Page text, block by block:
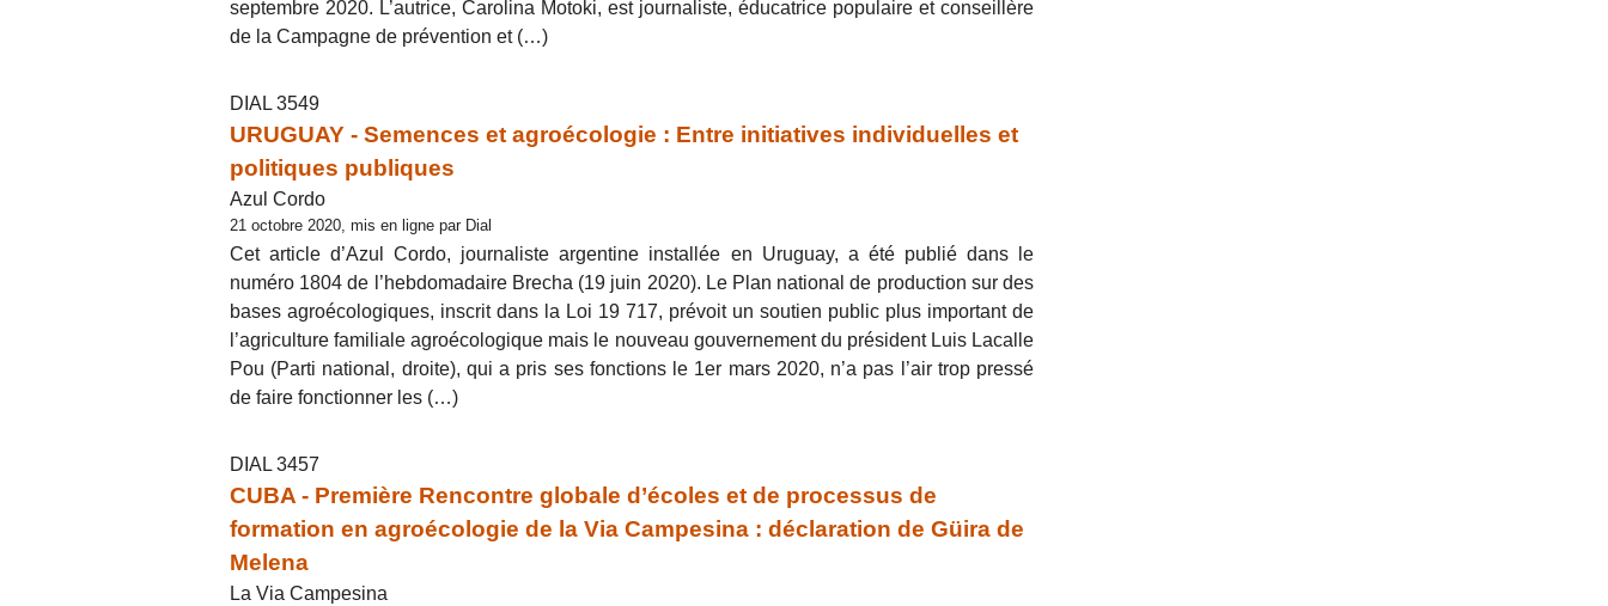
septembre 2020. L’autrice, Carolina Motoki, est journaliste, éducatrice populaire et conseillère
de la Campagne de prévention et (…)
DIAL 3549
URUGUAY - Semences et agroécologie : Entre initiatives individuelles et
politiques publiques
Azul Cordo
21 octobre 2020, mis en ligne par Dial
Cet article d’Azul Cordo, journaliste argentine installée en Uruguay, a été publié dans le
numéro 1804 de l’hebdomadaire Brecha (19 juin 2020). Le Plan national de production sur des
bases agroécologiques, inscrit dans la Loi 19 717, prévoit un soutien public plus important de
l’agriculture familiale agroécologique mais le nouveau gouvernement du président Luis Lacalle
Pou (Parti national, droite), qui a pris ses fonctions le 1er mars 2020, n’a pas l’air trop pressé
de faire fonctionner les (…)
DIAL 3457
CUBA - Première Rencontre globale d’écoles et de processus de
formation en agroécologie de la Via Campesina : déclaration de Güira de
Melena
La Via Campesina